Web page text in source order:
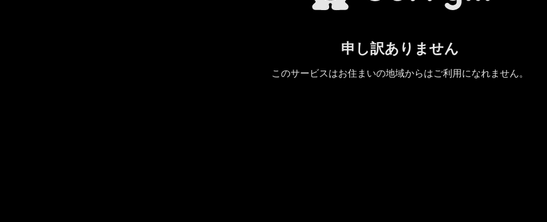
申し訳ありません
このサービスはお住まいの地域からはご利用になれません。